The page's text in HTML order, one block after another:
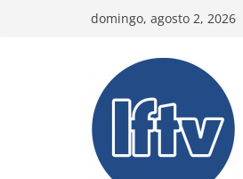
domingo, agosto 2, 2026